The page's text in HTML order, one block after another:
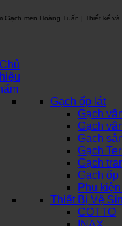
Gạch men Hoàng Tuấn | Thiết kế
Gạch ốp lát
Gạch
Gạch
Gạch
Gạch
Gạch
Gạch
Phụ
Thiết Bị Vệ
COTTO